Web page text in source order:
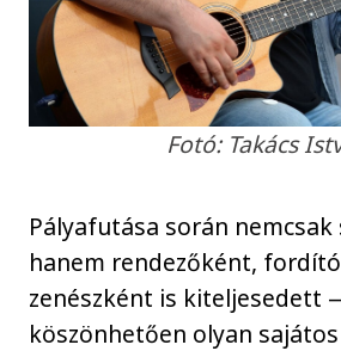
Fotó: Takács
Pályafutása során nemcsak
hanem rendezőként,
zenészként is kiteljesedett
köszönhetően olyan